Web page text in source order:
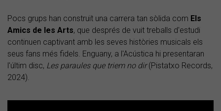
Pocs grups han construït una carrera tan sòlida com Els
Amics de les Arts, que després de vuit treballs d'estudi
continuen captivant amb les seves històries musicals els
seus fans més fidels. Enguany, a l'Acústica hi presentaran
l'últim disc, Les paraules que triem no dir(Pistatxo Records,
2024).